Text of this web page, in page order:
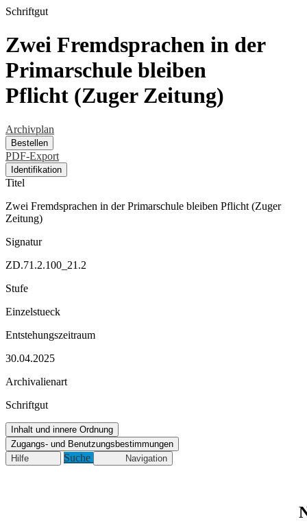
Schriftgut
Zwei Fremdsprachen in der
Primarschule bleiben
Pflicht (Zuger Zeitung)
Archivplan
Bestellen
PDF-Export
Identifikation
Titel
Zwei Fremdsprachen in der Primarschule bleiben Pflicht (Zuger
Zeitung)
Signatur
ZD.71.2.100_21.2
Stufe
Einzelstueck
Entstehungszeitraum
30.04.2025
Archivalienart
Schriftgut
Inhalt und innere Ordnung
Zugangs- und Benutzungsbestimmungen
Hilfe
Suche Navigation